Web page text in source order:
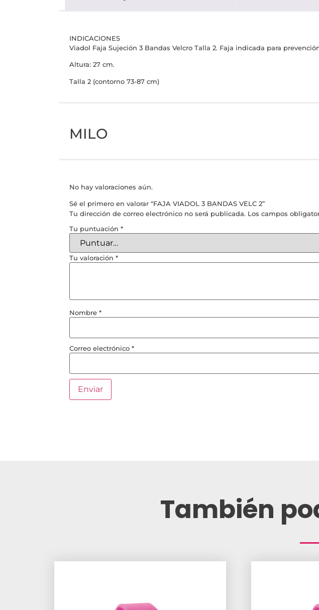
INDICACIONES
Viadol Faja Sujeción 3 Bandas Velcro Talla 2. Faja indicada para
Altura: 27 cm.
Talla 2 (contorno 73-87 cm)
MILO
No hay valoraciones aún.
Sé el primero en valorar “FAJA VIADOL 3 BANDAS VELC 2”
Tu dirección de correo electrónico no será publicada. Los campos
Tu puntuación *
Tu valoración *
Nombre *
Correo electrónico *
También